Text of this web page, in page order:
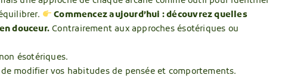
Commencez aujourd’hui : découvrez quelles
douceur. Contrairement aux approches ésotériques ou
ésotériques.
modifier vos habitudes de pensée et comportements.